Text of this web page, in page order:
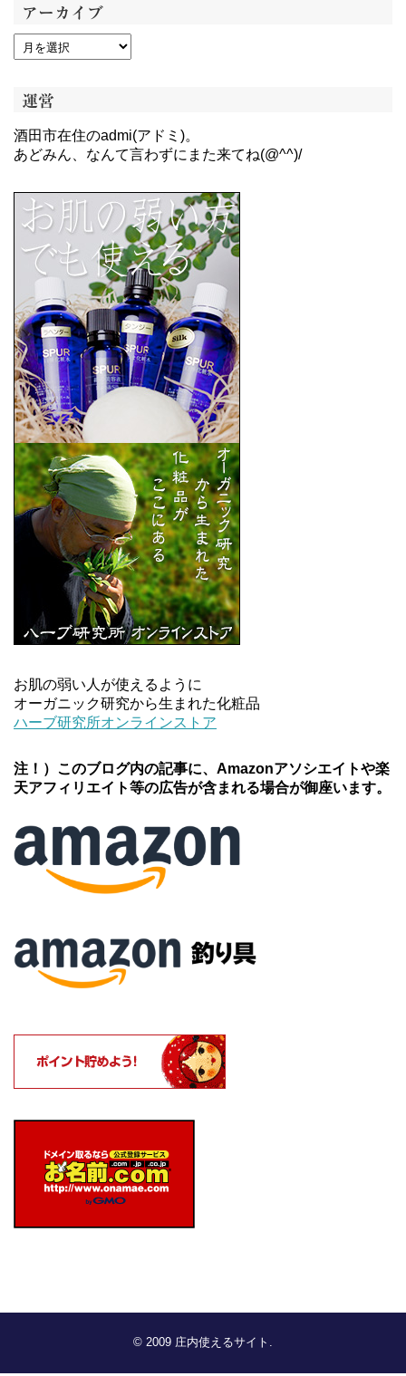
アーカイブ
運営
酒田市在住のadmi(アドミ)。
あどみん、なんて言わずにまた来てね(@^^)/
お肌の弱い人が使えるように
オーガニック研究から生まれた化粧品
ハーブ研究所オンラインストア
注！）このブログ内の記事に、Amazonアソシエイトや楽
天アフィリエイト等の広告が含まれる場合が御座います。
© 2009 庄内使えるサイト .